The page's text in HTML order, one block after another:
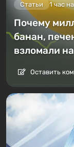
Статьи 1 час
Почему
банан,
взломали
Оставить